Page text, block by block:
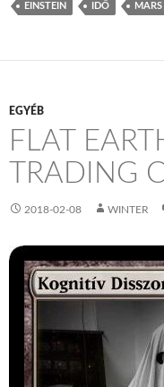
EINSTEIN IDŐ MARS
EGYÉB
FLAT
TRADING
2018-02-08 WINTER